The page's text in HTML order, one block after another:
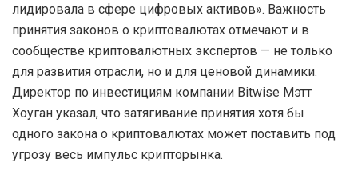
лидировала в сфере цифровых активов». Важность
принятия законов о криптовалютах отмечают и в
сообществе криптовалютных экспертов — не только
для развития отрасли, но и для ценовой динамики.
Директор по инвестициям компании Bitwise Мэтт
Хоуган указал, что затягивание принятия хотя бы
одного закона о криптовалютах может поставить под
угрозу весь импульс крипторынка.